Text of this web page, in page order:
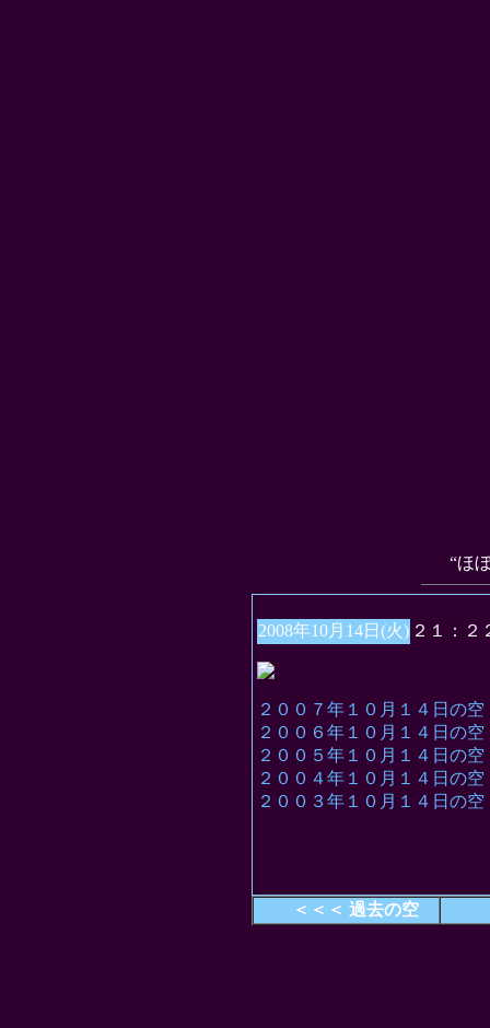
“ほ
2008年10月14日(火) ２１：２
２００７年１０月１４日の空
２００６年１０月１４日の空
２００５年１０月１４日の空
２００４年１０月１４日の空
２００３年１０月１４日の空
＜＜＜ 過去の空